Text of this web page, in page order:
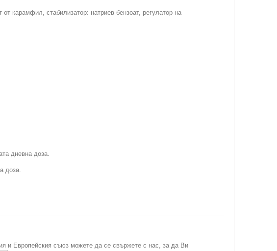
карамфил, стабилизатор: натриев бензоат, регулатор на
дневна доза.
доза.
и Европейския съюз можете да се свържете с нас, за да Ви